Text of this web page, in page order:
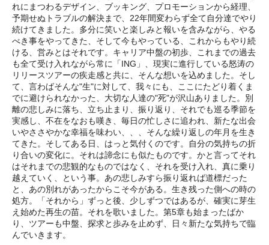
れにまつわるデザイン、ブッキング、プロモーションから経理、
予期せぬトラブルの解決まで、22年間変わらず全て自分達でやり
続けてきました。多分に笑いと楽しみと報いを含みながら、やる
べき事をやってきた、そして今もやっている、これからもやり続
ける、営みとはそれです。キャリア中盤の初歩、これまでの過去
も全て受け入れながら常に「ING」、現実に進行している怒涛の
リリースツアーの疾走感と共に、そんな想いを込めました。そし
て、言わばそんな"生"に対して、我々にも、ここにたどり着くま
でに避けられなかった、大切な人達の"死"が沢山ありました。別
離の悲しみに落ち、立ち止まり、振り返り、それでも巡る季節を
実感し、不在をなおも嘆き、毎日の忙しさに追われ、新たな出会
いやささやかな幸福を味わい、、、そんな繰り返しの年月を生き
てきた。そしてある日、はっと気付くのです。自分の気持ちの折
り合いの変化に。それは諦念にも似たものです。かと言ってそれ
はそれまでの悲観的なものではなく、それを受け入れ、真に乗り
越えていく、という事。あの悲しみすら振り返れば道標だった
と、あの別れがあったからこそ今がある。生き残った側への時の
処方。「それから」ずっと後、少しずつではあるが、確実に芽生
え始めた再生の苗。それを歌いました。第5章も始まったばか
り、ツアーも中盤、探求と歩みを止めず、日々新たな気持ちで臨
んでいきます。